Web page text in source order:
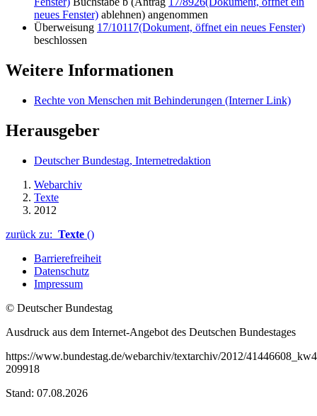
neues Fenster) ablehnen) angenommen
Überweisung 17/10117(Dokument, öffnet ein neues Fenster)
beschlossen
Weitere Informationen
Rechte von Menschen mit Behinderungen (Interner Link)
Herausgeber
Deutscher Bundestag, Internetredaktion
Webarchiv
Texte
2012
zurück zu: Texte ()
Barrierefreiheit
Datenschutz
Impressum
© Deutscher Bundestag
Ausdruck aus dem Internet-Angebot des Deutschen Bundestages
https://www.bundestag.de/webarchiv/textarchiv/2012/
209918
Stand: 07.08.2026